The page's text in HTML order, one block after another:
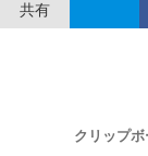
共有
クリップ